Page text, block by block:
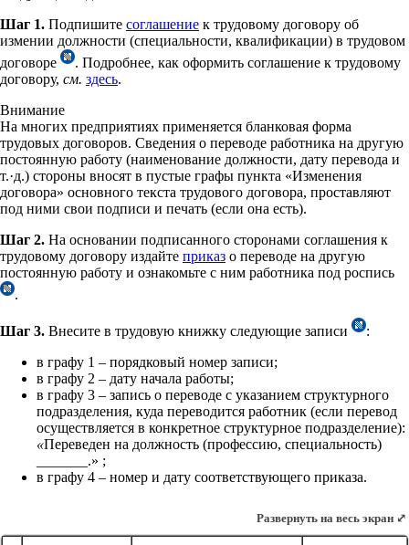
Шаг 1. Подпишите соглашение к трудовому договору об
измении должности (специальности, квалификации) в трудовом
договоре
. Подробнее, как оформить соглашение к трудовому
договору, см. здесь.
Внимание
На многих предприятиях применяется бланковая форма
трудовых договоров. Сведения о переводе работника на другую
постоянную работу (наименование должности, дату перевода и
т.·д.) стороны вносят в пустые графы пункта «Изменения
договора» основного текста трудового договора, проставляют
под ними свои подписи и печать (если она есть).
Шаг 2. На основании подписанного сторонами соглашения к
трудовому договору издайте приказ о переводе на другую
постоянную работу и ознакомьте с ним работника под роспись
.
Шаг 3. Внесите в трудовую книжку следующие записи
:
в графу 1 – порядковый номер записи;
в графу 2 – дату начала работы;
в графу 3 – запись о переводе с указанием структурного
подразделения, куда переводится работник (если перевод
осуществляется в конкретное структурное подразделение):
«Переведен на должность (профессию, специальность)
_______.» ;
в графу 4 – номер и дату соответствующего приказа.
Развернуть на весь экран ⤢